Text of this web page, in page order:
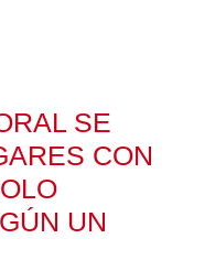
SE
CON
UN